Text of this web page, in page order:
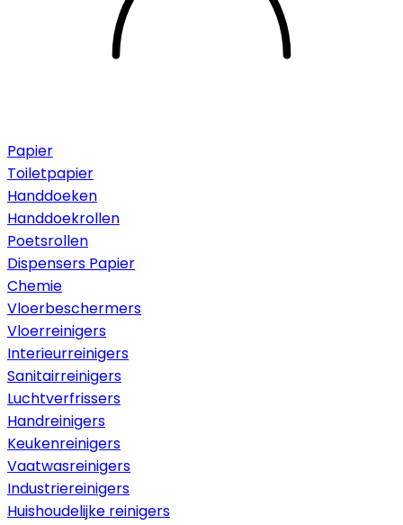
Papier
Toiletpapier
Handdoeken
Handdoekrollen
Poetsrollen
Dispensers Papier
Chemie
Vloerbeschermers
Vloerreinigers
Interieurreinigers
Sanitairreinigers
Luchtverfrissers
Handreinigers
Keukenreinigers
Vaatwasreinigers
Industriereinigers
Huishoudelijke reinigers